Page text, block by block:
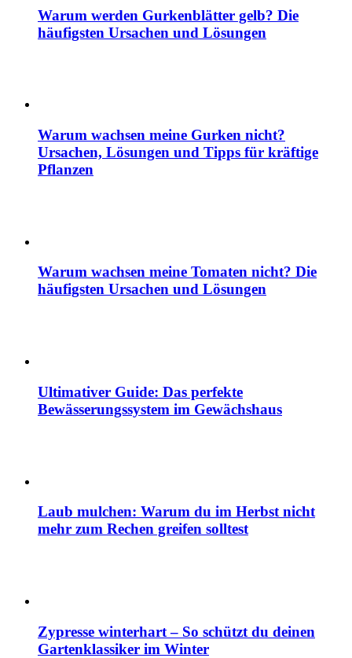
Warum werden Gurkenblätter gelb? Die
häufigsten Ursachen und Lösungen
Warum wachsen meine Gurken nicht?
Ursachen, Lösungen und Tipps für kräftige
Pflanzen
Warum wachsen meine Tomaten nicht? Die
häufigsten Ursachen und Lösungen
Ultimativer Guide: Das perfekte
Bewässerungssystem im Gewächshaus
Laub mulchen: Warum du im Herbst nicht
mehr zum Rechen greifen solltest
Zypresse winterhart – So schützt du deinen
Gartenklassiker im Winter